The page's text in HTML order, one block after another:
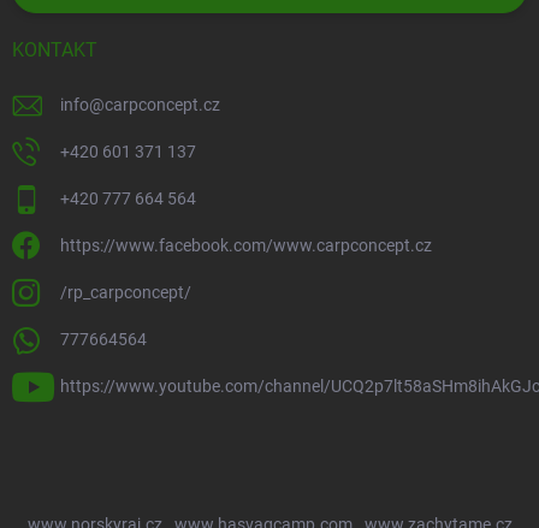
KONTAKT
info@carpconcept.cz
+420 601 371 137
+420 777 664 564
https://www.facebook.com/www.carpconcept.cz
/rp_carpconcept/
777664564
https://www.youtube.com/channel/